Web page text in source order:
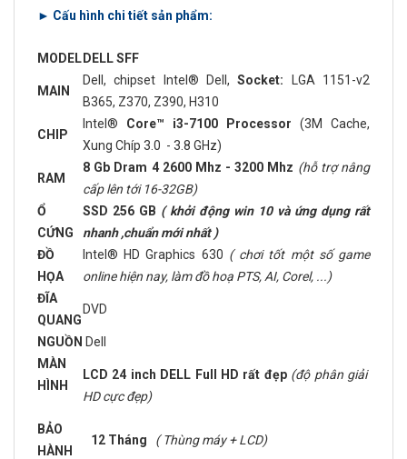
► Cấu hình chi tiết sản phẩm:
MODEL DELL SFF
MAIN
Dell, chipset Intel® Dell,Socket: LGA 1151-v2
B365, Z370, Z390, H310
CHIP
Intel® Core™ i3-7100 Processor (3M Cache,
Xung Chíp 3.0 - 3.8 GHz)
RAM
8 Gb Dram 4 2600 Mhz - 3200 Mhz (hỗ trợ nâng
cấp lên tới 16-32GB)
Ổ
CỨNG
SSD 256 GB ( khởi động win 10 và ứng dụng rất
nhanh ,chuẩn mới nhất )
ĐỒ
HỌA
Intel® HD Graphics 630 ( chơi tốt một số game
online hiện nay, làm đồ hoạ PTS, AI, Corel, ...)
ĐĨA
QUANG
DVD
NGUỒN Dell
MÀN
HÌNH
LCD 24 inch DELL Full HD rất đẹp (độ phân giải
HD cực đẹp)
BẢO
HÀNH
12 Tháng ( Thùng máy + LCD)